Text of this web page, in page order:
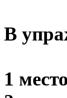
В
1 место